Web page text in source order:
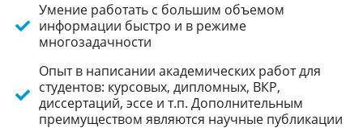
Умение работать с большим объемом
информации быстро и в режиме
многозадачности
Опыт в написании академических работ для
студентов: курсовых, дипломных, ВКР,
диссертаций, эссе и т.п. Дополнительным
преимуществом являются научные публикации